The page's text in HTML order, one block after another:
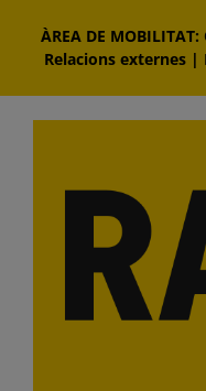
content
ÀREA DE MOBILITAT:
Relacions externes|